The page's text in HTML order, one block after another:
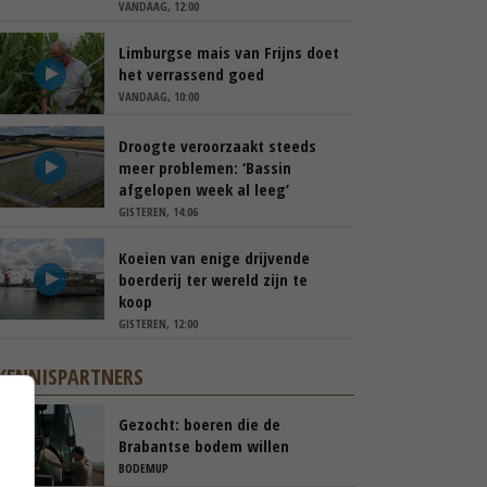
VANDAAG, 12:00
Limburgse mais van Frijns doet
het verrassend goed
VANDAAG, 10:00
Droogte veroorzaakt steeds
meer problemen: ‘Bassin
afgelopen week al leeg’
GISTEREN, 14:06
Koeien van enige drijvende
boerderij ter wereld zijn te
koop
GISTEREN, 12:00
Gezocht: boeren die de
Brabantse bodem willen
verbeteren
BODEMUP